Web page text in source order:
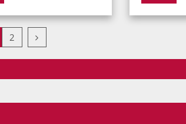
2 Nächste Seite